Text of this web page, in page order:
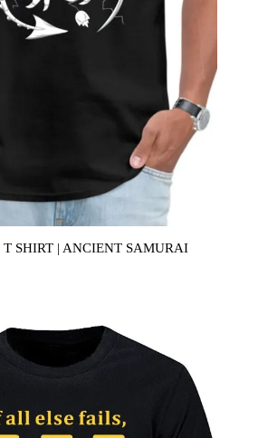
SHIRT | ANCIENT SAMURAI